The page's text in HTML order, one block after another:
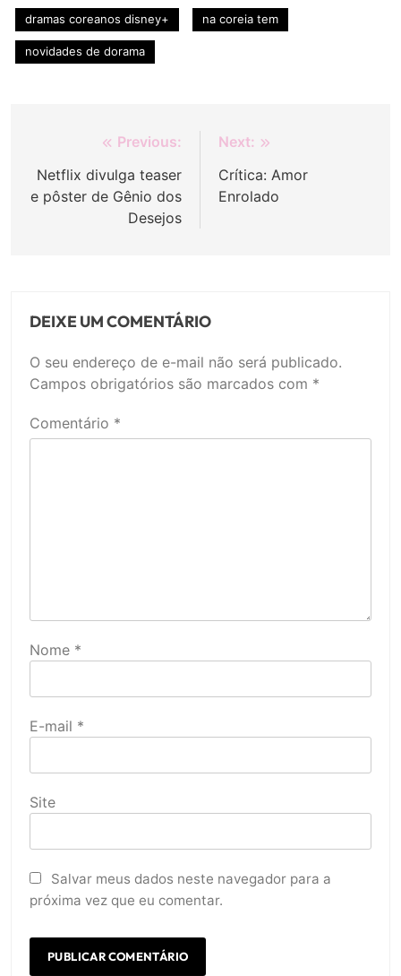
dramas coreanos disney+ na coreia tem
novidades de dorama
Navegação
de
Post
Previous:
Netflix divulga teaser
e pôster de Gênio dos
Desejos
Next:
Crítica: Amor
Enrolado
DEIXE UM COMENTÁRIO
O seu endereço de e-mail não será publicado.
Campos obrigatórios são marcados com *
Comentário *
Nome *
E-mail *
Site
Salvar meus dados neste navegador para a
próxima vez que eu comentar.